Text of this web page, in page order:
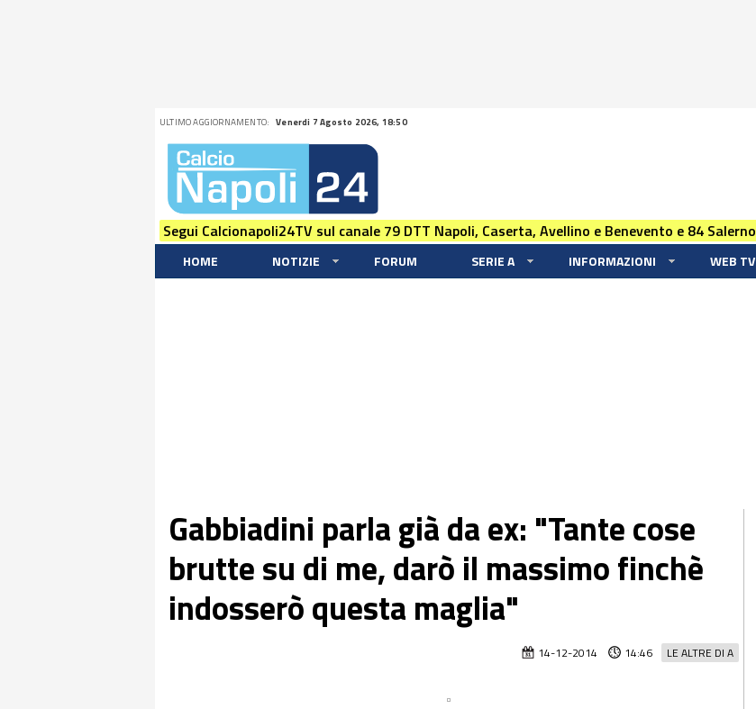
ULTIMO AGGIORNAMENTO: Venerdi 7 Agosto 2026, 18:50
Segui Calcionapoli24TV sul canale 79 DTT Napoli, Caserta, Avellino e Benevento e 84 Salerno
HOME NOTIZIE FORUM SERIE A INFORMAZIONI WEB TV
Gabbiadini parla già da ex: "Tante cose
brutte su di me, darò il massimo finchè
indosserò questa maglia"
LE ALTRE DI A
14-12-2014 14:46